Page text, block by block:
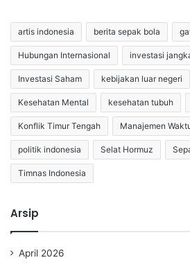
artis indonesia berita sepak bola
Hubungan Internasional investasi
Investasi Saham kebijakan luar negeri
Kesehatan Mental kesehatan tubuh
Konflik Timur Tengah Manajemen
politik indonesia Selat Hormuz
Timnas Indonesia
Arsip
April 2026